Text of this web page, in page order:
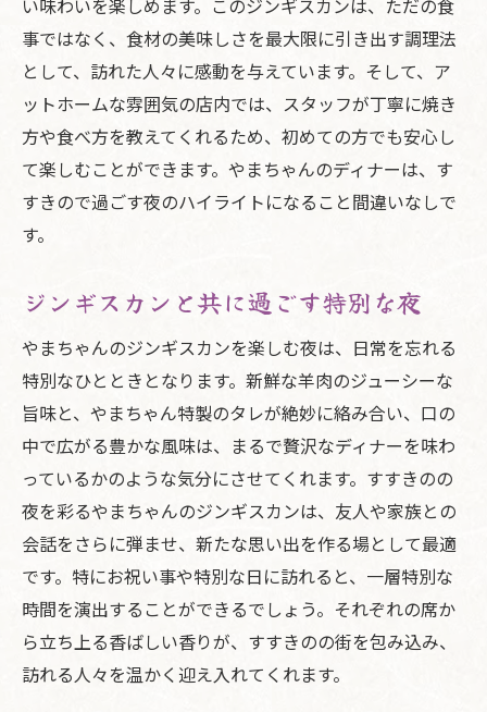
事ではなく、食材の美味しさを最大限に引き出す調理法
として、訪れた人々に感動を与えています。そして、ア
ットホームな雰囲気の店内では、スタッフが丁寧に焼き
方や食べ方を教えてくれるため、初めての方でも安心し
て楽しむことができます。やまちゃんのディナーは、す
すきので過ごす夜のハイライトになること間違いなしで
す。
ジンギスカンと共に過ごす特別な夜
やまちゃんのジンギスカンを楽しむ夜は、日常を忘れる
特別なひとときとなります。新鮮な羊肉のジューシーな
旨味と、やまちゃん特製のタレが絶妙に絡み合い、口の
中で広がる豊かな風味は、まるで贅沢なディナーを味わ
っているかのような気分にさせてくれます。すすきのの
夜を彩るやまちゃんのジンギスカンは、友人や家族との
会話をさらに弾ませ、新たな思い出を作る場として最適
です。特にお祝い事や特別な日に訪れると、一層特別な
時間を演出することができるでしょう。それぞれの席か
ら立ち上る香ばしい香りが、すすきのの街を包み込み、
訪れる人々を温かく迎え入れてくれます。